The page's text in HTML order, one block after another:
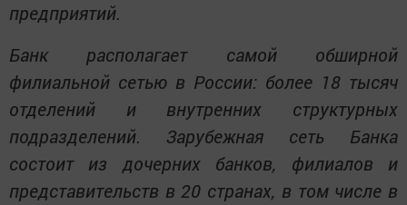
предприятий.
Банк располагает самой обширной
филиальной сетью в России: более 18 тысяч
отделений и внутренних структурных
подразделений. Зарубежная сеть Банка
состоит из дочерних банков, филиалов и
представительств в 20 странах, в том числе в